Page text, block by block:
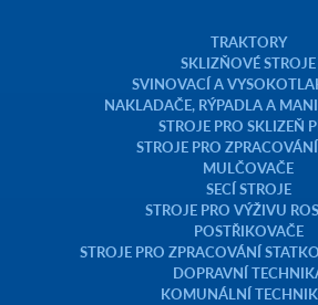
TRAKTORY
SKLIZŇOVÉ STROJE
SVINOVACÍ A
NAKLADAČE, RÝPADLA A
STROJE PRO SKLIZEŇ
STROJE PRO
MULČOVAČE
SECÍ STROJE
STROJE PRO VÝŽIVU
POSTŘIKOVAČE
STROJE PRO ZPRACOVÁNÍ
DOPRAVNÍ
KOMUNÁLNÍ